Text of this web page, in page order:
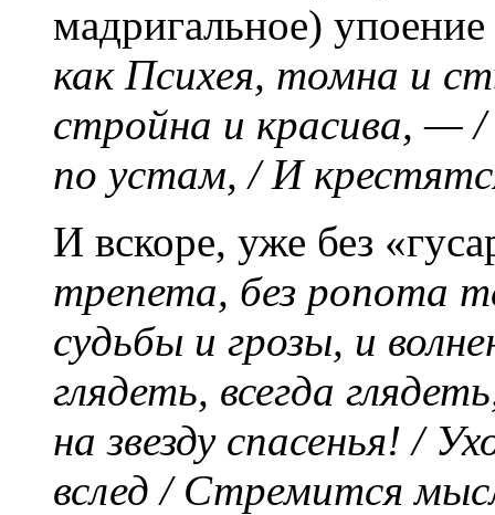
мадригальное)
как Психея, томна и
стройна и красива,
по устам, / И
И вскоре, уже без
трепета, без ропота
судьбы и грозы, и
глядеть, всегда
на звезду спасенья! /
вслед / Стремится